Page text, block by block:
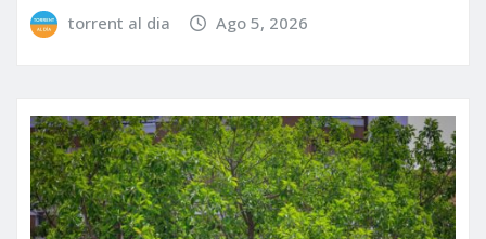
torrent al dia Ago 5, 2026